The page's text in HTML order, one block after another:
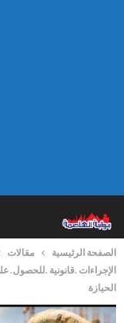
الصفحة الرئيسية
مقالات
الإجراءات .قانونية .للحصول.
الحيازة